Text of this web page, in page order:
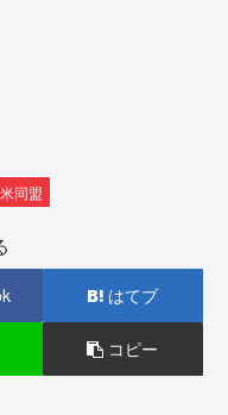
同盟
はてブ
コピー